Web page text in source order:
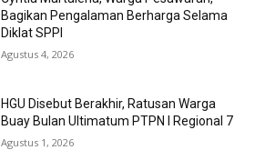
Bagikan Pengalaman Berharga Selama
Diklat SPPI
Agustus 4, 2026
HGU Disebut Berakhir, Ratusan Warga
Buay Bulan Ultimatum PTPN I Regional 7
Agustus 1, 2026